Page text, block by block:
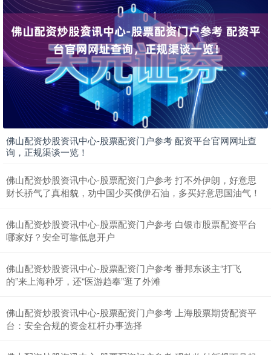
期指IC0 7877.80 +164.40 +2.13%
上证综指 3940.04 +39.68 +1.02%
深证成指 14311.01 +200.89 +1.42%
佛山配资炒股资讯中心-股票配资门户参考 配资平台官网网址查
询，正规渠谈一览！
佛山配资炒股资讯中心-股票配资门户参考 打不外伊朗，好意思
财长骄气了真相貌，劝中国少买俄伊石油，多买好意思国油气！
佛山配资炒股资讯中心-股票配资门户参考 白银市股票配资平台
哪家好？安全可靠低息开户
佛山配资炒股资讯中心-股票配资门户参考 番邦东谈主“打飞
的”来上海种牙，还“医游趋奉”逛了外滩
佛山配资炒股资讯中心-股票配资门户参考 上海股票期货配资平
台：安全合规的资金杠杆办事选择